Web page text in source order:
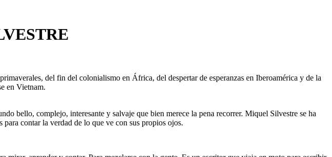
del fin del colonialismo en África, del despertar de esperanzas en Iberoamérica y de la
en Vietnam.
bello, complejo, interesante y salvaje que bien merece la pena recorrer. Miquel Silvestre se ha
contar la verdad de lo que ve con sus propios ojos.